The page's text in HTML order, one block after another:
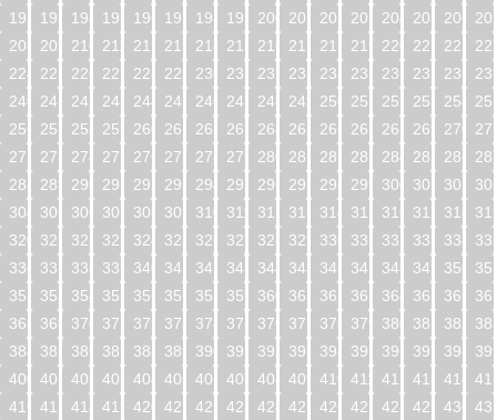
192
193 194 195 196 197 198 199 200 201 202 203 204 205 206
208
209 210 211 212 213 214 215 216 217 218 219 220 221 222
224
225 226 227 228 229 230 231 232 233 234 235 236 237 238
240
241 242 243 244 245 246 247 248 249 250 251 252 253 254
256
257 258 259 260 261 262 263 264 265 266 267 268 269 270
272
273 274 275 276 277 278 279 280 281 282 283 284 285 286
288
289 290 291 292 293 294 295 296 297 298 299 300 301 302
304
305 306 307 308 309 310 311 312 313 314 315 316 317 318
320
321 322 323 324 325 326 327 328 329 330 331 332 333 334
336
337 338 339 340 341 342 343 344 345 346 347 348 349 350
352
353 354 355 356 357 358 359 360 361 362 363 364 365 366
368
369 370 371 372 373 374 375 376 377 378 379 380 381 382
384
385 386 387 388 389 390 391 392 393 394 395 396 397 398
400
401 402 403 404 405 406 407 408 409 410 411 412 413 414
416
417 418 419 420 421 422 423 424 425 426 427 428 429 430